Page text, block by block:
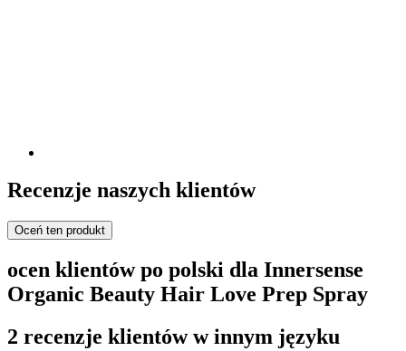
Recenzje naszych klientów
Oceń ten produkt
ocen klientów po polski dla Innersense
Organic Beauty Hair Love Prep Spray
2 recenzje klientów w innym języku